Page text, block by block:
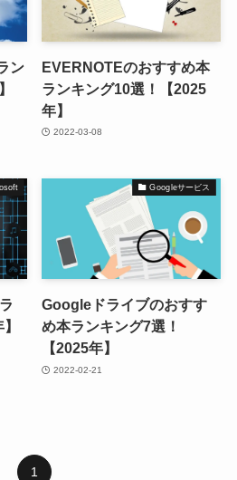
ン
EVERNOTEのおすすめ本
ランキング10選！【2025
年】
2022-03-08
Googleサービス
Googleドライブのおすす
め本ランキング7選！
【2025年】
2022-02-21
1